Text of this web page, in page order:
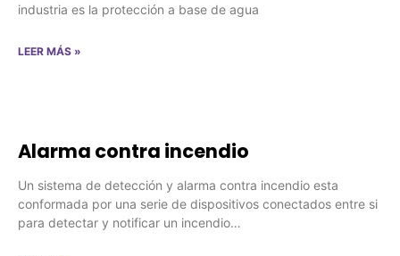
industria es la protección a base de agua
LEER MÁS »
Alarma contra incendio
Un sistema de detección y alarma contra incendio esta
conformada por una serie de dispositivos conectados entre si
para detectar y notificar un incendio…